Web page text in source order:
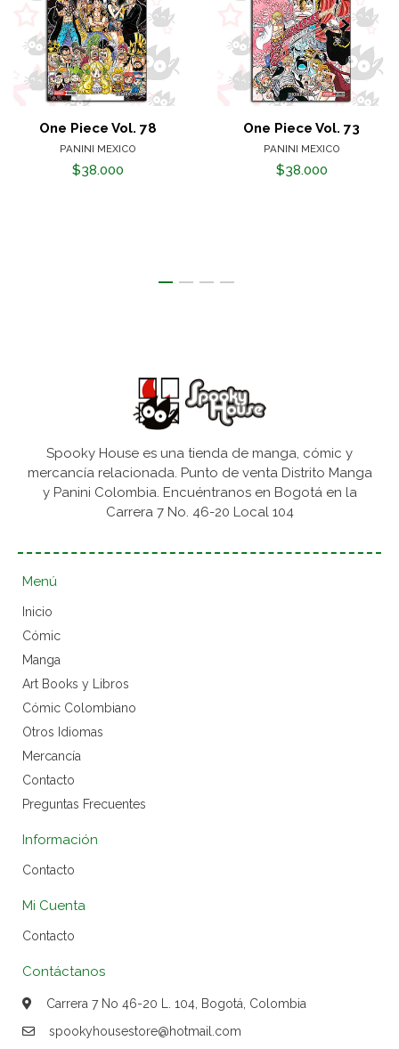
One Piece Vol. 78
PANINI MEXICO
$38.000
One Piece Vol. 73
PANINI MEXICO
$38.000
Spooky House es una tienda de manga, cómic y
mercancía relacionada. Punto de venta Distrito Manga
y Panini Colombia. Encuéntranos en Bogotá en la
Carrera 7 No. 46-20 Local 104
Menú
Inicio
Cómic
Manga
Art Books y Libros
Cómic Colombiano
Otros Idiomas
Mercancía
Contacto
Preguntas Frecuentes
Información
Contacto
Mi Cuenta
Contacto
Contáctanos
Carrera 7 No 46-20 L. 104, Bogotá, Colombia
spookyhousestore@hotmail.com